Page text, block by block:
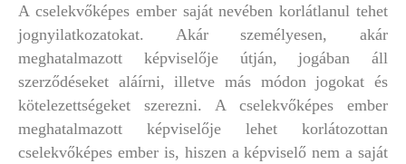
A cselekvőképes ember saját nevében korlátlanul tehet
jognyilatkozatokat. Akár személyesen, akár
meghatalmazott képviselője útján, jogában áll
szerződéseket aláírni, illetve más módon jogokat és
kötelezettségeket szerezni. A cselekvőképes ember
meghatalmazott képviselője lehet korlátozottan
cselekvőképes ember is, hiszen a képviselő nem a saját